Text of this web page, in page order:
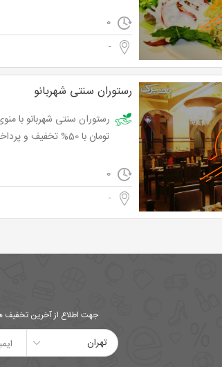
0
-
رستوران سنتی شهربانو
تومان با 50% تخفیف و پرداخت تنها 13,000 تومان
0
-
جهت اطلاع از آخرین تخفیف
تهران